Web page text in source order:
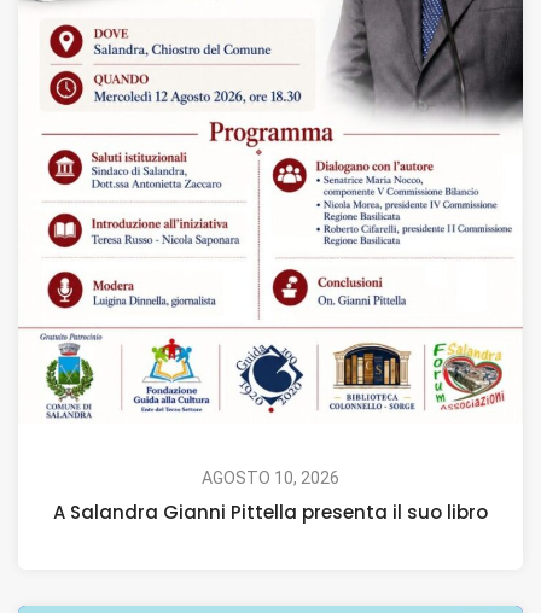
AGOSTO 10, 2026
A Salandra Gianni Pittella presenta il suo libro